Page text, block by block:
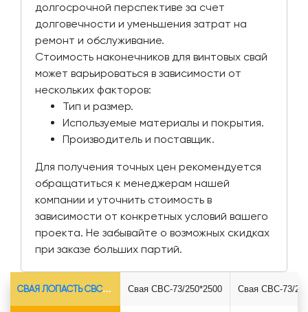
долгосрочной перспективе за счет
долговечности и уменьшения затрат на
ремонт и обслуживание.
Стоимость наконечников для винтовых свай
может варьироваться в зависимости от
нескольких факторов:
Тип и размер.
Используемые материалы и покрытия.
Производитель и поставщик.
Для получения точных цен рекомендуется
обращатиться к менеджерам нашей
компании и уточнить стоимость в
зависимости от конкретных условий вашего
проекта. Не забывайте о возможных скидках
при заказе больших партий.
СВАЯ ЛОПАСТЬ СВС-Ø73*5.5 Свая СВС-73/250*2500 Свая СВС-73/